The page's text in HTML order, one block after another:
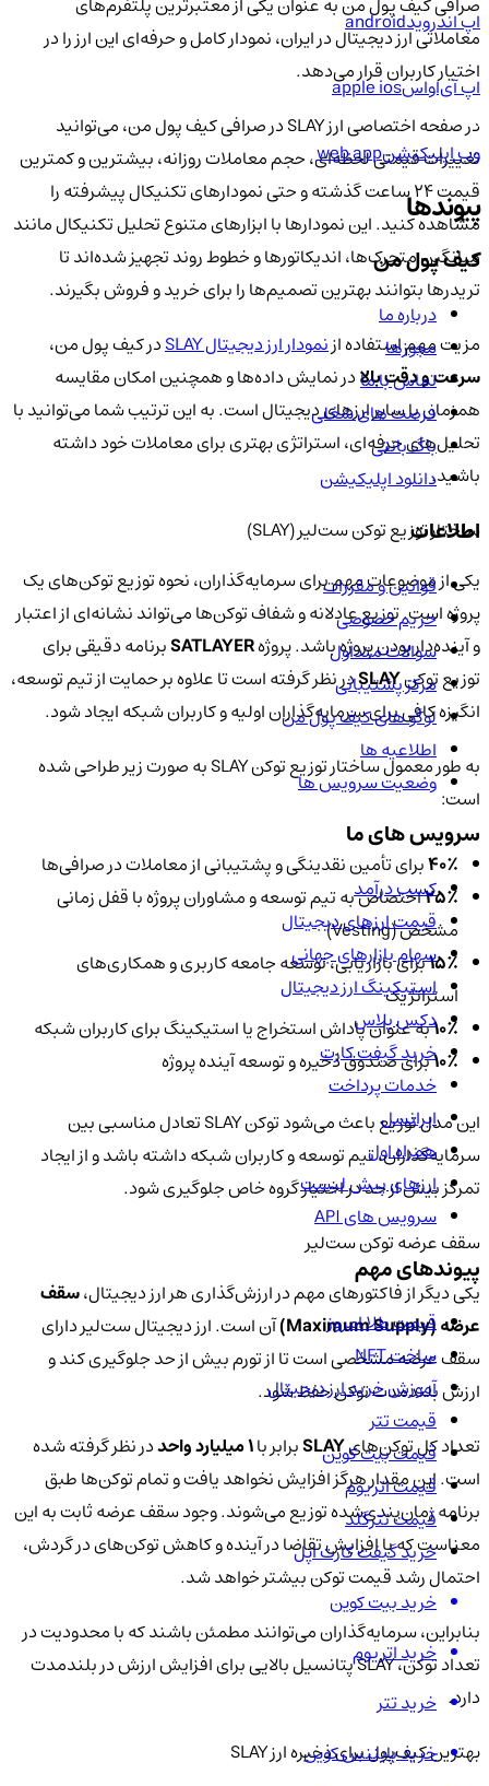
معاملاتی ارز دیجیتال در ایران، نمودار کامل و حرفه‌ای این ارز را در
اختیار کاربران قرار می‌دهد.
در صفحه اختصاصی ارز SLAY در صرافی کیف پول من، می‌توانید
تغییرات قیمتی لحظه‌ای، حجم معاملات روزانه، بیشترین و کمترین
قیمت ۲۴ ساعت گذشته و حتی نمودارهای تکنیکال پیشرفته را
مشاهده کنید. این نمودارها با ابزارهای متنوع تحلیل تکنیکال مانند
میانگین متحرک‌ها، اندیکاتورها و خطوط روند تجهیز شده‌اند تا
تریدرها بتوانند بهترین تصمیم‌ها را برای خرید و فروش بگیرند.
مزیت مهم استفاده ازنمودار ارز دیجیتال SLAY
در کیف پول من،
سرعت و دقت بالادر نمایش داده‌ها و همچنین امکان مقایسه
همزمان با سایر ارزهای دیجیتال است. به این ترتیب شما می‌توانید با
تحلیل‌های حرفه‌ای، استراتژی بهتری برای معاملات خود داشته
باشید.
ساختار توزیع توکن ست‌لیر (SLAY)
یکی از موضوعات مهم برای سرمایه‌گذاران، نحوه توزیع توکن‌های یک
پروژه است. توزیع عادلانه و شفاف توکن‌ها می‌تواند نشانه‌ای از اعتبار
و آینده‌دار بودن پروژه باشد. پروژهSATLAYERبرنامه دقیقی برای
توزیع توکنSLAYدر نظر گرفته است تا علاوه بر حمایت از تیم توسعه،
انگیزه کافی برای سرمایه‌گذاران اولیه و کاربران شبکه ایجاد شود.
به طور معمول ساختار توزیع توکن SLAY به صورت زیر طراحی شده
است:
۴۰٪برای تأمین نقدینگی و پشتیبانی از معاملات در صرافی‌ها
۲۵٪اختصاص به تیم توسعه و مشاوران پروژه با قفل زمانی
مشخص (Vesting)
۱۵٪برای بازاریابی، توسعه جامعه کاربری و همکاری‌های
استراتژیک
۱۰٪به عنوان پاداش استخراج یا استیکینگ برای کاربران شبکه
۱۰٪برای صندوق ذخیره و توسعه آینده پروژه
این مدل توزیع باعث می‌شود توکن SLAY تعادل مناسبی بین
سرمایه‌گذاران، تیم توسعه و کاربران شبکه داشته باشد و از ایجاد
تمرکز بیش از حد در اختیار گروه خاص جلوگیری شود.
سقف عرضه توکن ست‌لیر
یکی دیگر از فاکتورهای مهم در ارزش‌گذاری هر ارز دیجیتال،سقف
عرضه (Maximum Supply)
آن است. ارز دیجیتال ست‌لیر دارای
سقف عرضه مشخصی است تا از تورم بیش از حد جلوگیری کند و
ارزش بلندمدت توکن حفظ شود.
تعداد کل توکن‌هایSLAYبرابر با۱ میلیارد واحد
در نظر گرفته شده
است. این مقدار هرگز افزایش نخواهد یافت و تمام توکن‌ها طبق
برنامه زمان‌بندی‌شده توزیع می‌شوند. وجود سقف عرضه ثابت به این
معناست که با افزایش تقاضا در آینده و کاهش توکن‌های در گردش،
احتمال رشد قیمت توکن بیشتر خواهد شد.
بنابراین، سرمایه‌گذاران می‌توانند مطمئن باشند که با محدودیت در
تعداد توکن، SLAY پتانسیل بالایی برای افزایش ارزش در بلندمدت
دارد.
بهترین کیف‌پول برای ذخیره ارز SLAY
اپ اندرویدandroid
اپ آی‌او‌اسapple ios
وب اپلیکیشنweb app
پیوندها
کیف پول من
درباره ما
مجوزها
تماس با ما
فرصت های شغلی
باگ بانتی
دانلود اپلیکیشن
اطلاعات
قوانین و مقررات
حریم خصوصی
سوالات متداول
مرکز پشتیبانی
لوگو های کیف پول من
اطلاعیه ها
وضعیت سرویس ها
سرویس های ما
کسب درآمد
قیمت ارزهای دیجیتال
سهام بازارهای جهانی
استیکینگ ارز دیجیتال
دکس پلاس
خرید گیفت کارت
خدمات پرداخت
ایرانسل
همراه اول
ارزهای پیش لیست
سرویس های API
پیوندهای مهم
قیمت طلا امروز
ساخت NFT
آموزش خرید ارز دیجیتال
قیمت تتر
قیمت بیت کوین
قیمت اتریوم
قیمت تترگلد
خرید گیفت کارت اپل
خرید بیت کوین
خرید اتریوم
خرید تتر
خرید بایننس کوین